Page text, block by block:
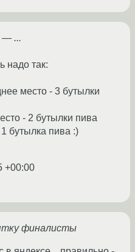
— ...
надо так:
место - 3 бутылки
- 2 бутылки пива
бутылка пива :)
+00:00
финалисты